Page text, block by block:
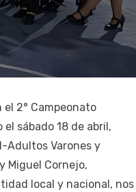
2° Campeonato
sábado 18 de abril,
Adultos Varones y
Miguel Cornejo,
local y nacional, nos